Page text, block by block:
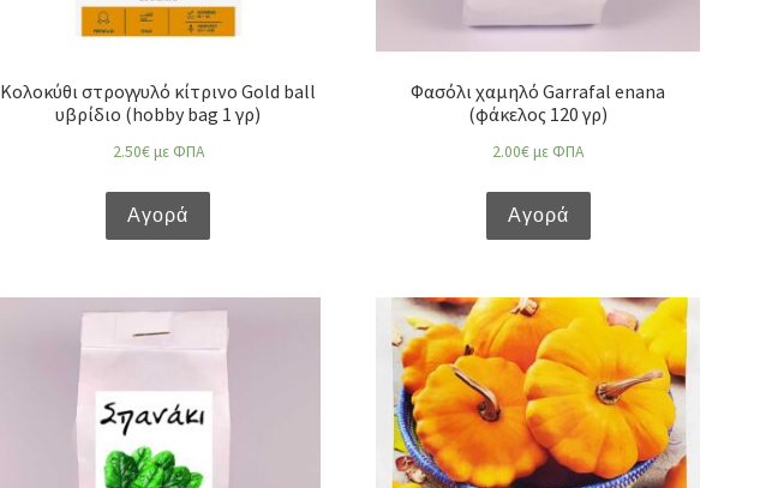
Κολοκύθι στρογγυλό κίτρινο Gold ball
υβρίδιο (hobby bag 1 γρ)
2.50€με ΦΠΑ
Αγορά
Φασόλι χαμηλό Garrafal enana
(φάκελος 120 γρ)
2.00€με ΦΠΑ
Αγορά